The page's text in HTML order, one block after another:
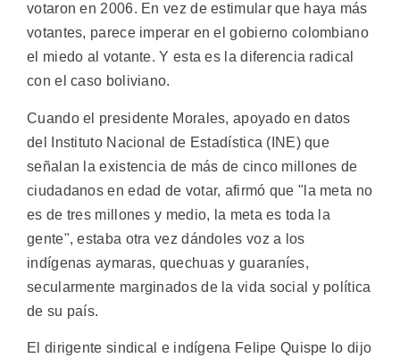
votaron en 2006. En vez de estimular que haya más
votantes, parece imperar en el gobierno colombiano
el miedo al votante. Y esta es la diferencia radical
con el caso boliviano.
Cuando el presidente Morales, apoyado en datos
del Instituto Nacional de Estadística (INE) que
señalan la existencia de más de cinco millones de
ciudadanos en edad de votar, afirmó que "la meta no
es de tres millones y medio, la meta es toda la
gente", estaba otra vez dándoles voz a los
indígenas aymaras, quechuas y guaraníes,
secularmente marginados de la vida social y política
de su país.
El dirigente sindical e indígena Felipe Quispe lo dijo